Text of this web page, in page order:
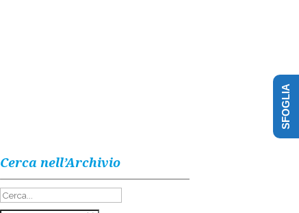
Cerca nell’Archivio
SFOGLIA